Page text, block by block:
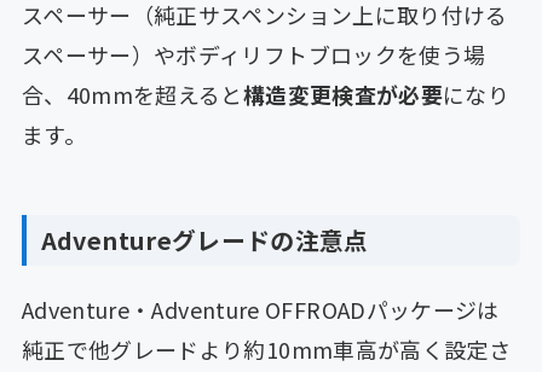
スペーサー（純正サスペンション上に取り付ける
スペーサー）やボディリフトブロックを使う場
合、40mmを超えると構造変更検査が必要になり
ます。
Adventureグレードの注意点
Adventure・Adventure OFFROADパッケージは
純正で他グレードより約10mm車高が高く設定さ